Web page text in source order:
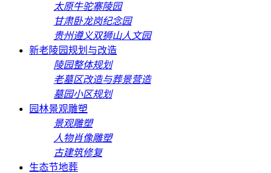
太原牛驼寨陵园
甘肃卧龙岗纪念园
贵州遵义双狮山人文园
新老陵园规划与改造
陵园整体规划
老墓区改造与葬景营造
墓园小区规划
园林景观雕塑
景观雕塑
人物肖像雕塑
古建筑修复
生态节地葬